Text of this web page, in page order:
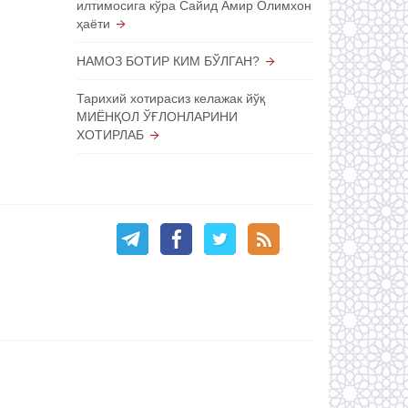
илтимосига кўра Сайид Амир Олимхон
ҳаёти
НАМОЗ БОТИР КИМ БЎЛГАН?
Тарихий хотирасиз келажак йўқ
МИЁНҚОЛ ЎҒЛОНЛАРИНИ
ХОТИРЛАБ